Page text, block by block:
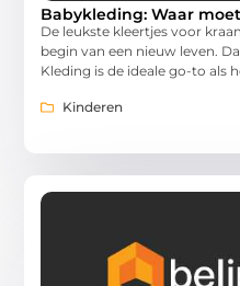
Babykleding: Waar
De leukste kleertjes voor
begin van een nieuw leven.
Kleding is de ideale go-to als
Kinderen